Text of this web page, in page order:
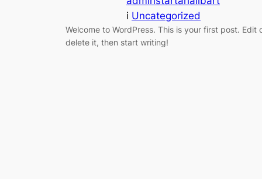
i Uncategorized
Welcome to WordPress. This is your first post. Edit
delete it, then start writing!